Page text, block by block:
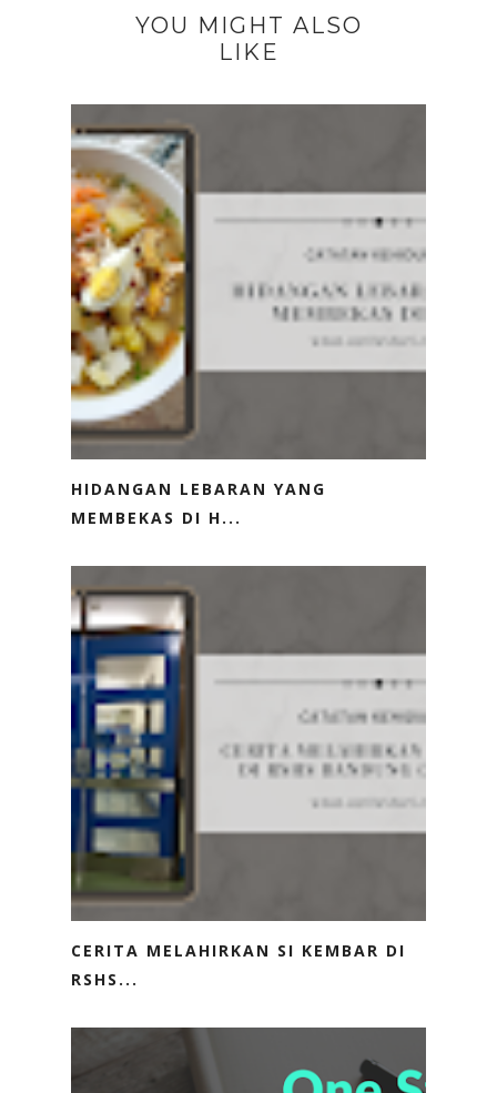
YOU MIGHT ALSO
LIKE
HIDANGAN LEBARAN YANG
MEMBEKAS DI H...
CERITA MELAHIRKAN SI KEMBAR DI
RSHS...